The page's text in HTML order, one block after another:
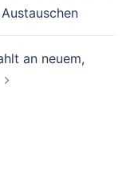
an neuem,